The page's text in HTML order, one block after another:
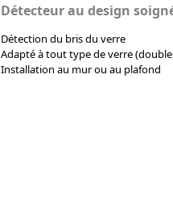
Détecteur au design
Détection du bris du verre
Adapté à tout type de verre
Installation au mur ou au plafond